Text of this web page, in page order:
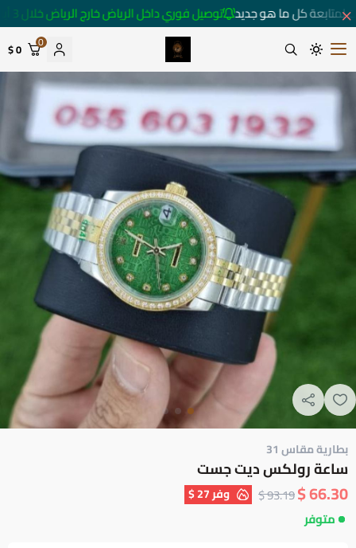
لمتابعة كل ما هو جديد توصيل فوري داخل الرياض خارج الرياض خلال 3 أيام 🚚
متجر ساعات رومانس
0
0 $
بطارية مقاس 31
ساعة رولكس ديت جست
66.30 $
93.19 $ وفر27 $
متوفر